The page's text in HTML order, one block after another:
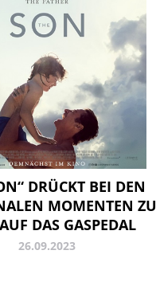
DRÜCKT BEI DEN
MOMENTEN ZU
DAS GASPEDAL
26.09.2023